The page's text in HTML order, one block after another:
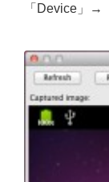
「Device」→